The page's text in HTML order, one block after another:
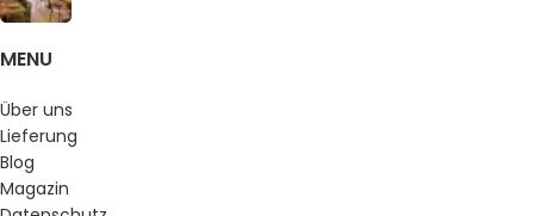
MENU
Über uns
Lieferung
Blog
Magazin